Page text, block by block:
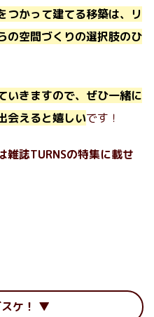
つかって建てる移築は、リ
の空間づくりの選択肢のひ
いきますので、ぜひ一緒に
会えると嬉しいです！
誌TURNSの特集に載せ
ケ！